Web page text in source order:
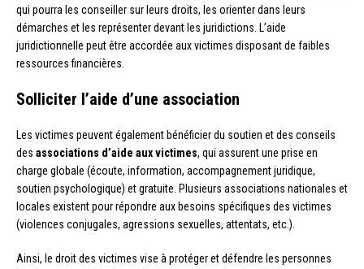
qui pourra les conseiller sur leurs droits, les orienter dans leurs
démarches et les représenter devant les juridictions. L’aide
juridictionnelle peut être accordée aux victimes disposant de faibles
ressources financières.
Solliciter l’aide d’une association
Les victimes peuvent également bénéficier du soutien et des conseils
des associations d’aide aux victimes, qui assurent une prise en
charge globale (écoute, information, accompagnement juridique,
soutien psychologique) et gratuite. Plusieurs associations nationales et
locales existent pour répondre aux besoins spécifiques des victimes
(violences conjugales, agressions sexuelles, attentats, etc.).
Ainsi, le droit des victimes vise à protéger et défendre les personnes